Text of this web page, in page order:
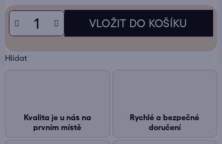
Hlídat
Kvalita je u nás na
prvním místě
Rychlé a bezpečné
doručení